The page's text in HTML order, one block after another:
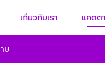
เกี่ยวกับเรา แคตต
ษ